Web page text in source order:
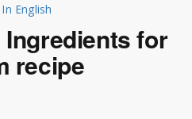
English
Ingredients for
recipe